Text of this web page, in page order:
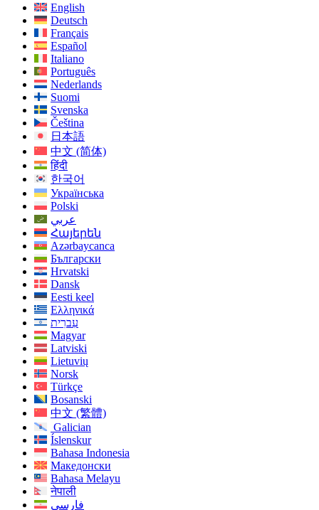
English
Deutsch
Français
Español
Italiano
Português
Nederlands
Suomi
Svenska
Čeština
日本語
中文 (简体)
हिंदी
한국어
Українська
Polski
عربي
Հայերեն
Azərbaycanca
Български
Hrvatski
Dansk
Eesti keel
Ελληνικά
עִברִית
Magyar
Latviski
Lietuvių
Norsk
Türkçe
Bosanski
中文 (繁體)
Galician
Íslenskur
Bahasa Indonesia
Македонски
Bahasa Melayu
नेपाली
فارسی